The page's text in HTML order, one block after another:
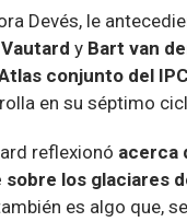
Devés, le
y Bart van
conjunto del
en su séptimo
reflexionó acerca
sobre los glaciares
es algo que,